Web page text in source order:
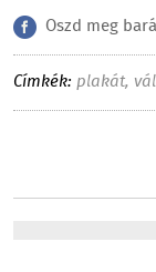
Oszd meg
Címkék: plakát,